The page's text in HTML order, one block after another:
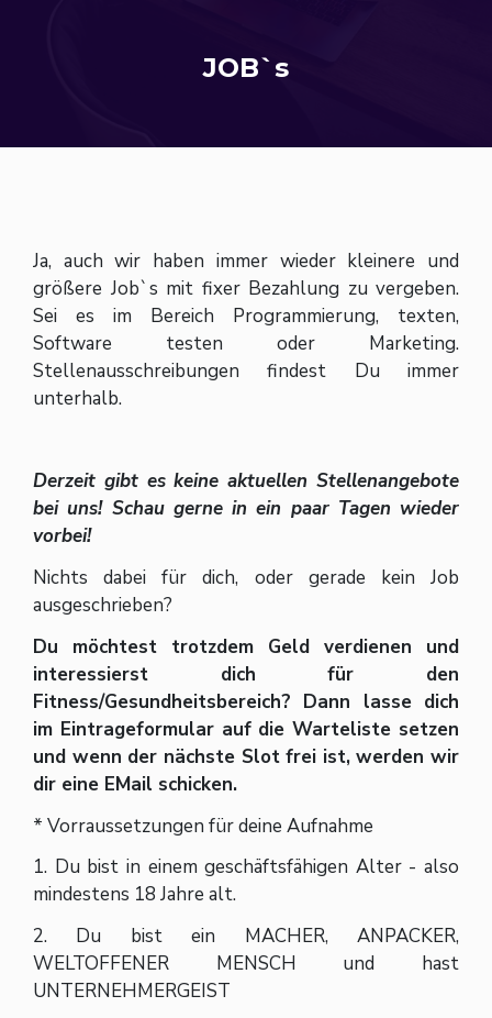
JOB`s
Ja, auch wir haben immer wieder kleinere und
größere Job`s mit fixer Bezahlung zu vergeben.
Sei es im Bereich Programmierung, texten,
Software testen oder Marketing.
Stellenausschreibungen findest Du immer
unterhalb.
Derzeit gibt es keine aktuellen Stellenangebote
bei uns! Schau gerne in ein paar Tagen wieder
vorbei!
Nichts dabei für dich, oder gerade kein Job
ausgeschrieben?
Du möchtest trotzdem Geld verdienen und
interessierst dich für den
Fitness/Gesundheitsbereich? Dann lasse dich
im Eintrageformular auf die Warteliste setzen
und wenn der nächste Slot frei ist, werden wir
dir eine EMail schicken.
* Vorraussetzungen für deine Aufnahme
1. Du bist in einem geschäftsfähigen Alter - also
mindestens 18 Jahre alt.
2. Du bist ein MACHER, ANPACKER,
WELTOFFENER MENSCH und hast
UNTERNEHMERGEIST